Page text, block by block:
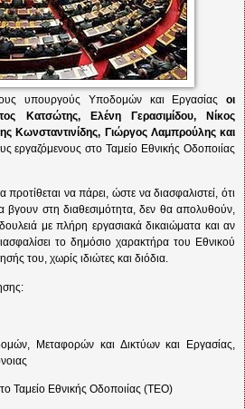
υπουργούς Υποδομών και Εργασίας οι
Κατσώτης, Ελένη Γερασιμίδου, Νίκος
Κωνσταντινίδης, Γιώργος Λαμπρούλης και
εργαζόμενους στο Ταμείο Εθνικής Οδοποιίας
να πάρει, ώστε να διασφαλιστεί, ότι
βγουν στη διαθεσιμότητα, δεν θα απολυθούν,
με πλήρη εργασιακά δικαιώματα και αν
το δημόσιο χαρακτήρα του Εθνικού
του, χωρίς ιδιώτες και διόδια.
Μεταφορών και Δικτύων και Εργασίας,
Ταμείο Εθνικής Οδοποιίας (ΤΕΟ)